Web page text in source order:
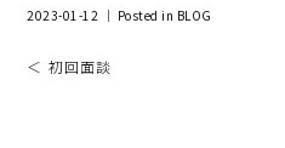
2023-01-12 ｜ Posted in BLOG
＜ 初回面談